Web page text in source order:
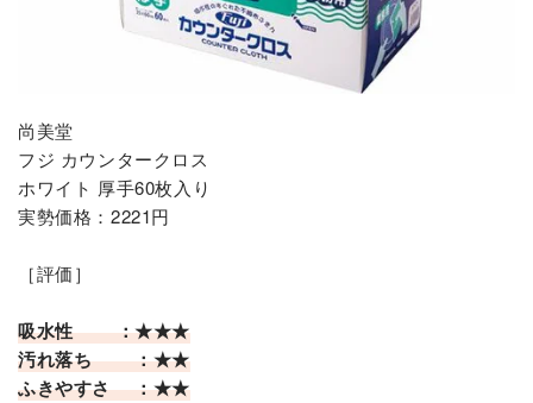
尚美堂
フジ カウンタークロス
ホワイト 厚手60枚入り
実勢価格：2221円
［評価］
吸水性 ：★★★
汚れ落ち ：★★
ふきやすさ ：★★